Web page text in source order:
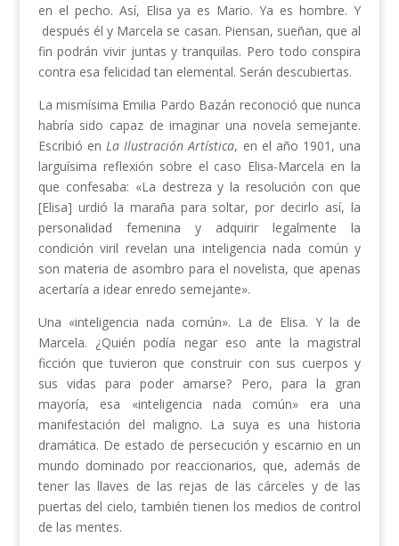
en el pecho. Así, Elisa ya es Mario. Ya es hombre. Y
después él y Marcela se casan. Piensan, sueñan, que al
fin podrán vivir juntas y tranquilas. Pero todo conspira
contra esa felicidad tan elemental. Serán descubiertas.
La mismísima Emilia Pardo Bazán reconoció que nunca
habría sido capaz de imaginar una novela semejante.
Escribió en La Ilustración Artística, en el año 1901, una
larguísima reflexión sobre el caso Elisa-Marcela en la
que confesaba: «La destreza y la resolución con que
[Elisa] urdió la maraña para soltar, por decirlo así, la
personalidad femenina y adquirir legalmente la
condición viril revelan una inteligencia nada común y
son materia de asombro para el novelista, que apenas
acertaría a idear enredo semejante».
Una «inteligencia nada común». La de Elisa. Y la de
Marcela. ¿Quién podía negar eso ante la magistral
ficción que tuvieron que construir con sus cuerpos y
sus vidas para poder amarse? Pero, para la gran
mayoría, esa «inteligencia nada común» era una
manifestación del maligno. La suya es una historia
dramática. De estado de persecución y escarnio en un
mundo dominado por reaccionarios, que, además de
tener las llaves de las rejas de las cárceles y de las
puertas del cielo, también tienen los medios de control
de las mentes.